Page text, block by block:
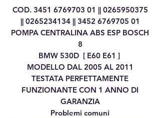
COD. 3451 6769703 01 || 0265950375
|| 0265234134 || 3452 6769705 01
POMPA CENTRALINA ABS ESP BOSCH
8
BMW 530D [ E60 E61 ]
MODELLO DAL 2005 AL 2011
TESTATA PERFETTAMENTE
FUNZIONANTE CON 1 ANNO DI
GARANZIA
Problemi comuni